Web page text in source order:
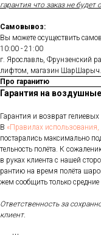
гарантия что заказ не
Самовывоз:
Вы можете осуществить
10:00 - 21:00
г. Ярославль, Фрунзенский
лифтом, магазин ШарШарыч.
Про гаранитю
Гарантия на
Га­ран­тия и воз­врат
В «Пра­ви­лах
пос­та­рались мак­си­маль­но
тель­ность по­лёта. К
в ру­ках кли­ен­та с на­шей
ран­тию на вре­мя по­лёта
жем со­об­щить толь­ко
От­ветс­твен­ность за
кли­ент.